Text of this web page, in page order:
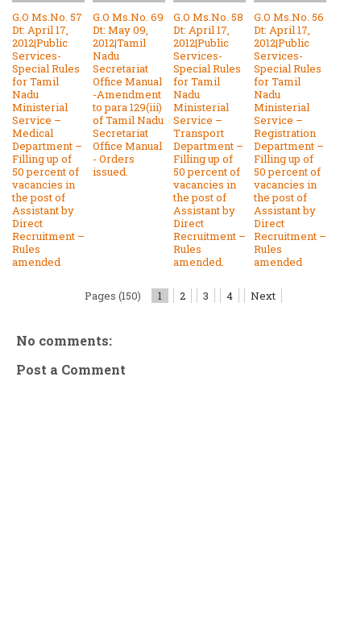
G.O Ms.No. 57
Dt: April 17,
2012|Public
Services-
Special Rules
for Tamil
Nadu
Ministerial
Service –
Medical
Department –
Filling up of
50 percent of
vacancies in
the post of
Assistant by
Direct
Recruitment –
Rules
amended
G.O Ms.No. 69
Dt: May 09,
2012|Tamil
Nadu
Secretariat
Office Manual
-Amendment
to para 129(iii)
of Tamil Nadu
Secretariat
Office Manual
- Orders
issued.
G.O Ms.No. 58
Dt: April 17,
2012|Public
Services-
Special Rules
for Tamil
Nadu
Ministerial
Service –
Transport
Department –
Filling up of
50 percent of
vacancies in
the post of
Assistant by
Direct
Recruitment –
Rules
amended.
G.O Ms.No. 56
Dt: April 17,
2012|Public
Services-
Special Rules
for Tamil
Nadu
Ministerial
Service –
Registration
Department –
Filling up of
50 percent of
vacancies in
the post of
Assistant by
Direct
Recruitment –
Rules
amended
Pages (150) 1 2 3 4 Next
No comments:
Post a Comment